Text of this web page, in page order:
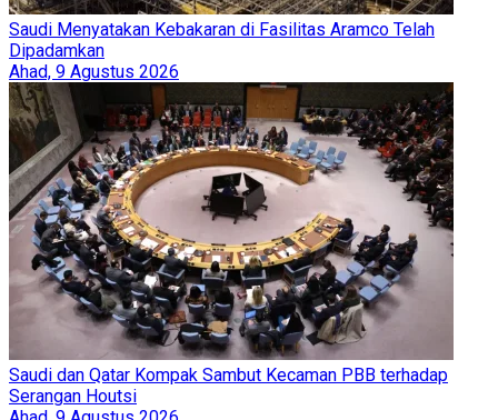
Saudi Menyatakan Kebakaran di Fasilitas Aramco Telah
Dipadamkan
Ahad, 9 Agustus 2026
Saudi dan Qatar Kompak Sambut Kecaman PBB terhadap
Serangan Houtsi